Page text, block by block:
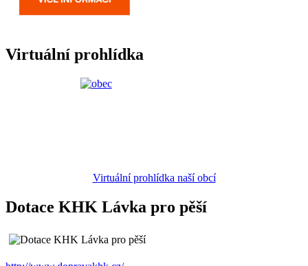
Virtuální prohlídka
Virtuální prohlídka naší obcí
Dotace KHK Lávka pro pěší